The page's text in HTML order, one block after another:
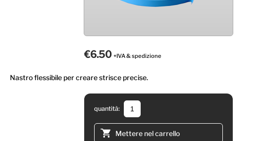
€6.50 +IVA & spedizione
Nastro flessibile per creare strisce precise.
quantità:
Mettere nel carrello